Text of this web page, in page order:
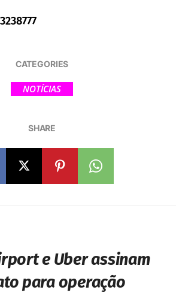
CATEGORIES
NOTÍCIAS
SHARE
e Uber assinam
para operação